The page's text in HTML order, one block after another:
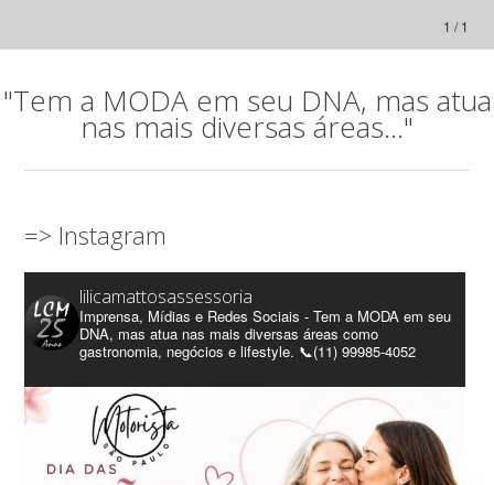
1 / 1
"Tem a MODA em seu DNA, mas atua
nas mais diversas áreas..."
=> Instagram
lilicamattosassessoria
Imprensa, Mídias e Redes Sociais - Tem a MODA em seu
DNA, mas atua nas mais diversas áreas como
gastronomia, negócios e lifestyle. 📞(11) 99985-4052